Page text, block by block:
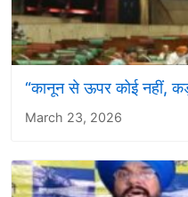
“कानून से ऊपर कोई नहीं,
March 23, 2026